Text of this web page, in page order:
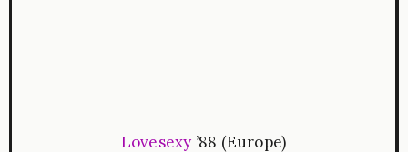
Lovesexy ’88 (Europe)